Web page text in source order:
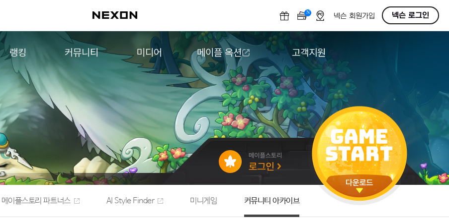
N OFF넥슨 회원가입 넥슨 로그인
랭킹
컨텐츠 랭킹
커뮤니티
자유게시판
메이플 아트
메이플 코디
메이플스토리 파트너스
AI Style Finder
미니게임
커뮤니티 아카이브
미디어 메이플 옥션
메이플 옥션
고객지원
다운로드
도움말/1:1문의
버그악용/불법프로그램 신고
게임 접근성
메이플스토리 파트너스 AI Style Finder 미니게임 커뮤니티 아카이브